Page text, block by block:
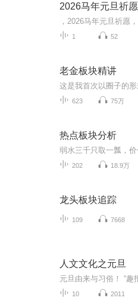
2026马年元旦祈愿
1 52
老金板块精讲
623 75万
热点板块分析
202 18.9万
龙头板块追踪
109 7668
人文文化之元旦
10 2011